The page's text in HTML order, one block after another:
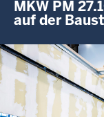
sich
MKW PM
auf der